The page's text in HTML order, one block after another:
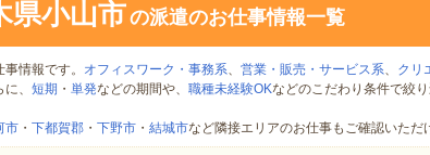
県小山市の派遣のお仕事情報一覧
情報です。 オフィスワーク・事務系、 営業・販売・サービス系、 クリ
、 短期 ・ 単発などの期間や、 職種未経験OKなどのこだわり条件で絞り
市・ 下都賀郡・ 下野市・ 結城市など隣接エリアのお仕事もご確認いただ